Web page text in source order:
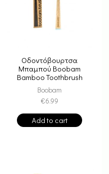
Οδοντόβουρτσα
Μπαμπού Boobam
Bamboo Toothbrush
Deluxe – Blue Soft
Boobam
€6.99
Add to cart